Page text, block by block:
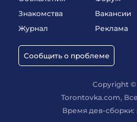
Знакомства
Журнал
Сообщить о проблеме
Вакансии
Реклама
Copyright ©
Torontovka.com,
Время дев-сборки: